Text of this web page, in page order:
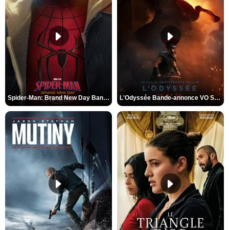
Spider-Man: Brand New Day Bande-annonce VO STFR L'Odyssée Bande-annonce VO STFR